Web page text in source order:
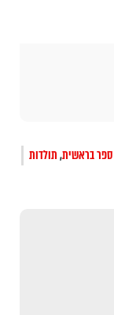
ספר בראשית,תולדות